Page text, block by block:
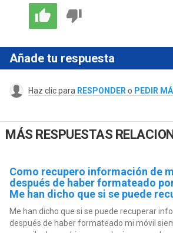
Añade tu respuesta
Haz clic para RESPONDER o PEDIR
MÁS RESPUESTAS
Como recupero información de
después de haber formateado
Me han dicho que si se puede
Me han dicho que si se puede recuperar
después de haber formateado mi móvil